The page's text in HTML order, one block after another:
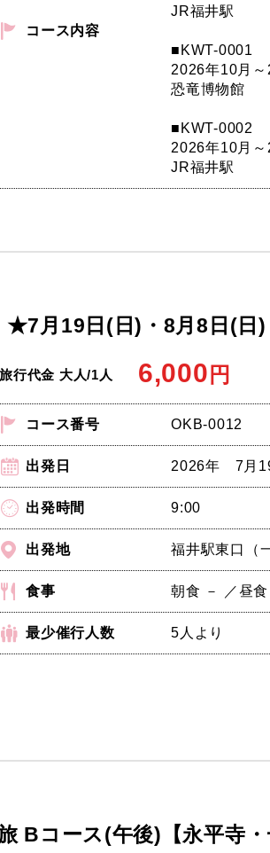
コース内容
JR福井駅
■KWT-0001
2026年10月～
恐竜博物館
■KWT-0002
2026年10月～
JR福井駅
月19日(日)・8月8日(日)
旅行代金 大人/1人 6,000 円
コース番号 OKB-0012
出発日 2026年 7月
出発時間 9:00
出発地 福井駅東口（
食事 朝食 － ／昼
最少催行人数 5人より
Bコース(午後)【永平寺・